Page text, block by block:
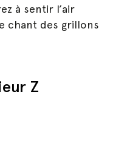
à sentir l’air
chant des grillons
Z